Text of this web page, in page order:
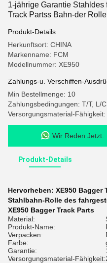
1-jährige Garantie
Track Partss Bahn-der
Produkt-Details
Herkunftsort: CHINA
Markenname: FCM
Modellnummer: XE950
Zahlungs-u. Verschiffen-
Min Bestellmenge: 10
Zahlungsbedingungen: T/T, L/
Versorgungsmaterial-
Wir Reden Jetzt.
Produkt-Details
Hervorheben: XE950 Bagger
Stahlbahn-Rolle des
XE950 Bagger Track Parts
Material:
Produkt-Name:
Verpacken:
Farbe:
Garantie:
Versorgungsmaterial-Fähigkeit: